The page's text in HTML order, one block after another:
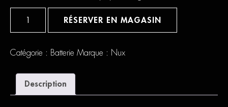
RÉSERVER EN MAGASIN
Catégorie : Batterie Marque : Nux
Description